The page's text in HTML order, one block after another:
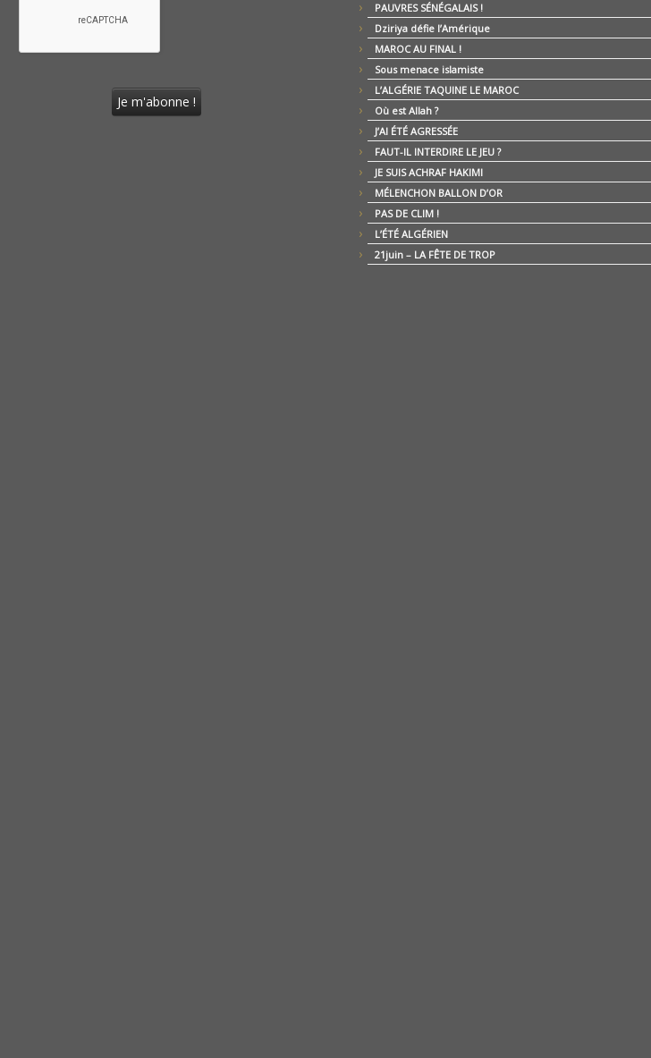
PAUVRES SÉNÉGALAIS !
Dziriya défie l’Amérique
MAROC AU FINAL !
Sous menace islamiste
L’ALGÉRIE TAQUINE LE MAROC
Où est Allah ?
J’AI ÉTÉ AGRESSÉE
FAUT-IL INTERDIRE LE JEU ?
JE SUIS ACHRAF HAKIMI
MÉLENCHON BALLON D’OR
PAS DE CLIM !
L’ÉTÉ ALGÉRIEN
21juin – LA FÊTE DE TROP